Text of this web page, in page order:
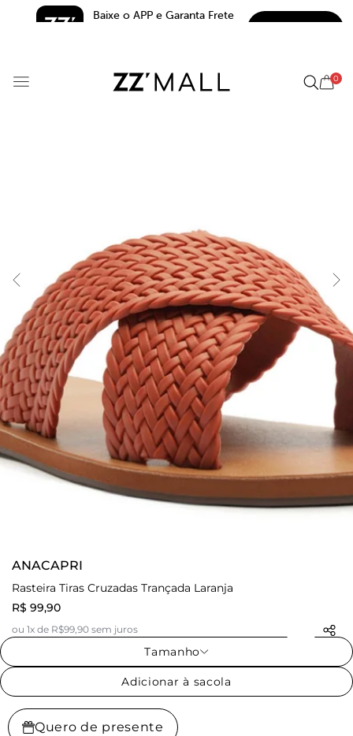
Baixe o APP e Garanta Frete
0
ANACAPRI
Rasteira Tiras Cruzadas Trançada Laranja
R$ 99,90
ou 1x de R$99,90 sem juros
Tamanho
Adicionar à sacola
Quero de presente